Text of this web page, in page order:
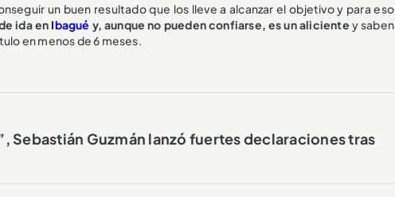
un buen resultado que los lleve a alcanzar el objetivo y para eso
ida en Ibagué y, aunque no pueden confiarse, es un aliciente y saben
en menos de 6 meses.
Sebastián Guzmán lanzó fuertes declaraciones tras